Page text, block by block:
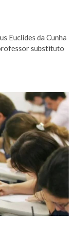
Euclides da Cunha
substituto